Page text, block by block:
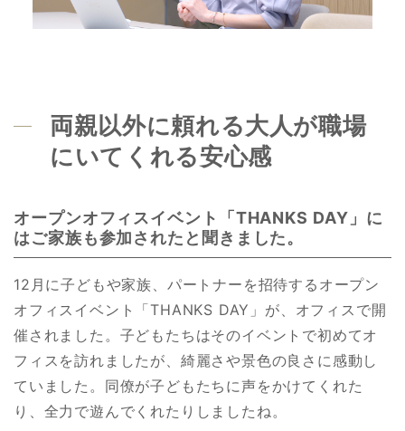
両親以外に頼れる大人が職場
にいてくれる安心感
オープンオフィスイベント「THANKS DAY」に
はご家族も参加されたと聞きました。
12月に子どもや家族、パートナーを招待するオープン
オフィスイベント「THANKS DAY」が、オフィスで開
催されました。子どもたちはそのイベントで初めてオ
フィスを訪れましたが、綺麗さや景色の良さに感動し
ていました。同僚が子どもたちに声をかけてくれた
り、全力で遊んでくれたりしましたね。